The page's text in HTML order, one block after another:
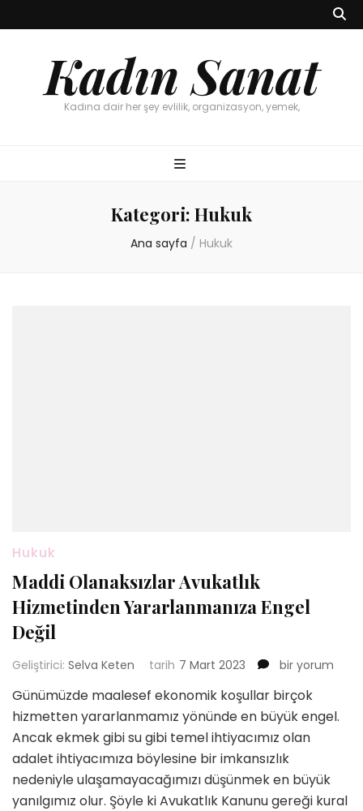
Kadın Sanat
Kadına dair her şey evlilik, organizasyon, yemek,
Kategori: Hukuk
Ana sayfa / Hukuk
Hukuk
Maddi Olanaksızlar Avukatlık
Hizmetinden Yararlanmanıza Engel
Değil
Geliştirici: Selva Keten tarih 7 Mart 2023
Maddi
Avukatlık
Hizmetinden
Değil
için
bir yorum
Günümüzde maalesef ekonomik koşullar birçok
hizmetten yararlanmamız yönünde en büyük engel.
Ancak ekmek gibi su gibi temel ihtiyacımız olan
adalet ihtiyacımıza böylesine bir imkansızlık
nedeniyle ulaşamayacağımızı düşünmek en büyük
yanılgımız olur. Şöyle ki Avukatlık Kanunu gereği kural